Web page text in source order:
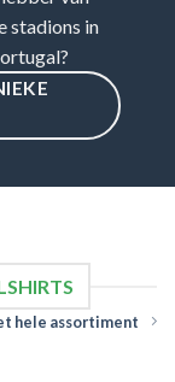
stadions in
hele assortiment